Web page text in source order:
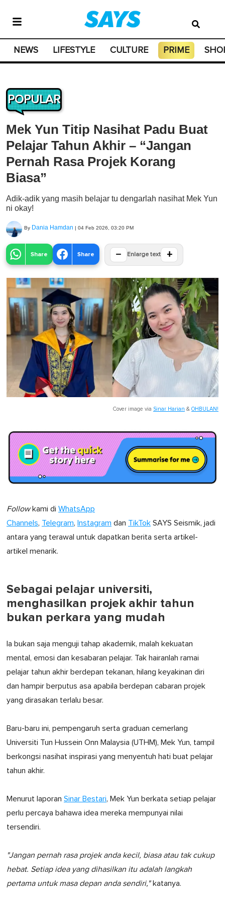
NEWS LIFESTYLE CULTURE PRIME
POPULAR
Mek Yun Titip Nasihat Padu Buat
Pelajar Tahun Akhir – “Jangan
Pernah Rasa Projek Korang
Biasa”
Adik-adik yang masih belajar tu dengarlah nasihat Mek Yun
ni okay!
By Dania Hamdan | 04 Feb 2026, 03:20 PM
Share Share − Enlarge text +
Cover image via Sinar Harian & OHBULAN!
Followkami di WhatsApp
Channels, Telegram, Instagram dan TikTok SAYS Seismik, jadi
antara yang terawal untuk dapatkan berita serta artikel-
artikel menarik.
Sebagai pelajar universiti,
menghasilkan projek akhir tahun
bukan perkara yang mudah
Ia bukan saja menguji tahap akademik, malah kekuatan
mental, emosi dan kesabaran pelajar. Tak hairanlah ramai
pelajar tahun akhir berdepan tekanan, hilang keyakinan diri
dan hampir berputus asa apabila berdepan cabaran projek
yang dirasakan terlalu besar.
Baru-baru ini, pempengaruh serta graduan cemerlang
Universiti Tun Hussein Onn Malaysia (UTHM), Mek Yun, tampil
berkongsi nasihat inspirasi yang menyentuh hati buat pelajar
tahun akhir.
Menurut laporan Sinar Bestari, Mek Yun berkata setiap pelajar
perlu percaya bahawa idea mereka mempunyai nilai
tersendiri.
"Jangan pernah rasa projek anda kecil, biasa atau tak cukup
hebat. Setiap idea yang dihasilkan itu adalah langkah
pertama untuk masa depan anda sendiri,"katanya.